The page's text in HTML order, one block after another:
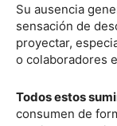
Su ausencia
sensación de
proyectar,
o colaboradores
Todos estos
consumen de